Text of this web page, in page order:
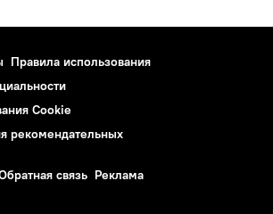
Правила использования
Cookie
рекомендательных
связь Реклама